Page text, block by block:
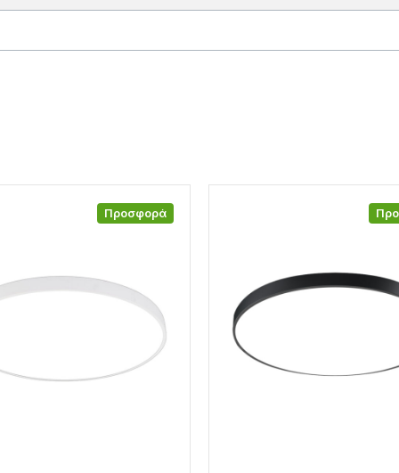
Προσφορά